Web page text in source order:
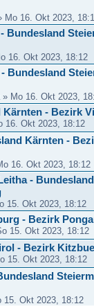
Mo 16. Okt 2023,
Bundesland
16. Okt 2023, 18:12
Bundesland
Mo 16. Okt 2023,
- Bezirk
16. Okt 2023, 18:12
Kärnten -
16. Okt 2023, 18:12
-
15. Okt 2023, 18:12
- Bezirk
15. Okt 2023, 18:12
- Bezirk
15. Okt 2023, 18:12
15. Okt 2023, 18:12